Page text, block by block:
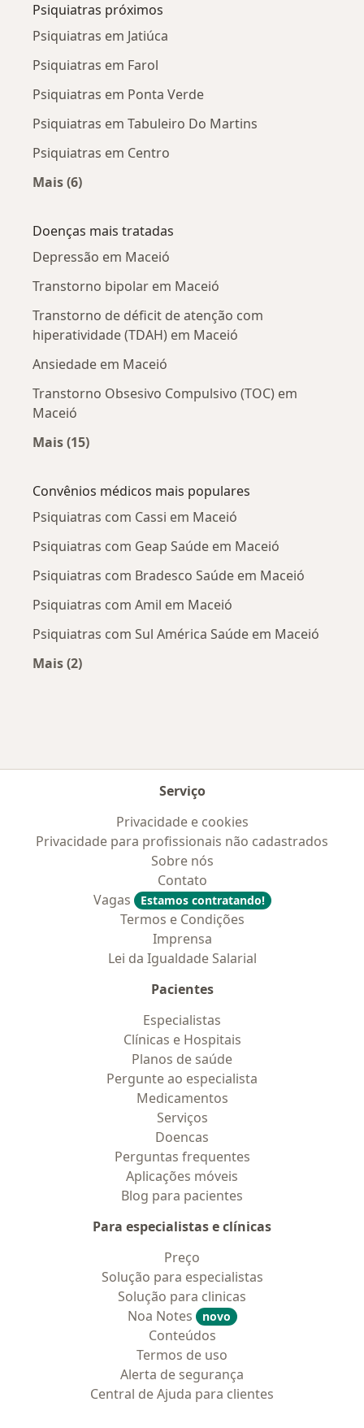
Psiquiatras próximos
Psiquiatras em Jatiúca
Psiquiatras em Farol
Psiquiatras em Ponta Verde
Psiquiatras em Tabuleiro Do Martins
Psiquiatras em Centro
Mais (6)
Doenças mais tratadas
Depressão em Maceió
Transtorno bipolar em Maceió
Transtorno de déficit de atenção com
hiperatividade (TDAH) em Maceió
Ansiedade em Maceió
Transtorno Obsesivo Compulsivo (TOC) em
Maceió
Mais (15)
Convênios médicos mais populares
Psiquiatras com Cassi em Maceió
Psiquiatras com Geap Saúde em Maceió
Psiquiatras com Bradesco Saúde em Maceió
Psiquiatras com Amil em Maceió
Psiquiatras com Sul América Saúde em Maceió
Mais (2)
Serviço
Privacidade e cookies
Privacidade para profissionais não cadastrados
Sobre nós
Contato
Vagas
Estamos contratando!
Termos e Condições
Imprensa
Lei da Igualdade Salarial
Pacientes
Especialistas
Clínicas e Hospitais
Planos de saúde
Pergunte ao especialista
Medicamentos
Serviços
Doencas
Perguntas frequentes
Aplicações móveis
Blog para pacientes
Para especialistas e clínicas
Preço
Solução para especialistas
Solução para clinicas
Noa Notes
novo
Conteúdos
Termos de uso
Alerta de segurança
Central de Ajuda para clientes